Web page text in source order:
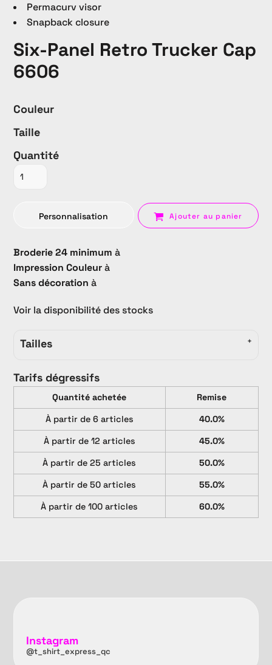
Permacurv visor
Snapback closure
Six-Panel Retro Trucker Cap
6606
Couleur
Taille
Quantité
Personnalisation Ajouter au panier
Broderie 24 minimum à
Impression Couleurà
Sans décoration à
Voir la disponibilité des stocks
Tailles
Tarifs dégressifs
Quantité achetée
Remise
À partir de 6 articles
40.0%
À partir de 12 articles
45.0%
À partir de 25 articles
50.0%
À partir de 50 articles
55.0%
À partir de 100 articles
60.0%
Instagram
@t_shirt_express_qc